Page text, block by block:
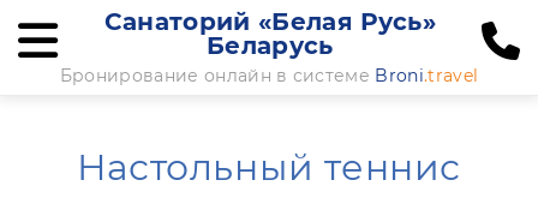
Санаторий «Белая Русь»
Беларусь
Бронирование онлайн в системе Broni.travel
Настольный теннис